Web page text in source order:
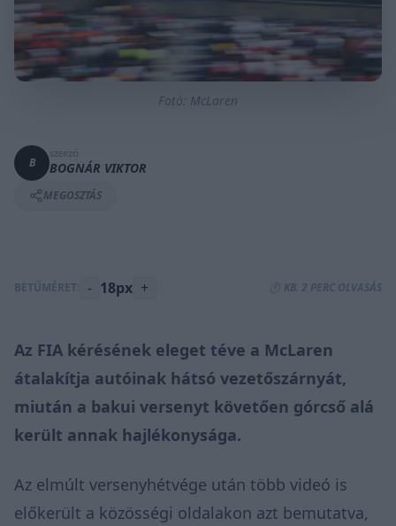
Fotó: McLaren
B BOGNÁR VIKTOR
MEGOSZTÁS
BETŰMÉRET: - 18px + ⏱️ KB. 2 PERC OLVASÁS
Az FIA kérésének eleget téve a McLaren
átalakítja autóinak hátsó vezetőszárnyát,
miután a bakui versenyt követően górcső alá
került annak hajlékonysága.
Az elmúlt versenyhétvége után több videó is
előkerült a közösségi oldalakon azt bemutatva,